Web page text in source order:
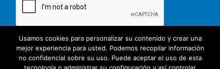
Usamos cookies para personalizar su contenido y crear una
mejor experiencia para usted. Podemos recopilar información
no confidencial sobre su uso. Puede aceptar el uso de esta